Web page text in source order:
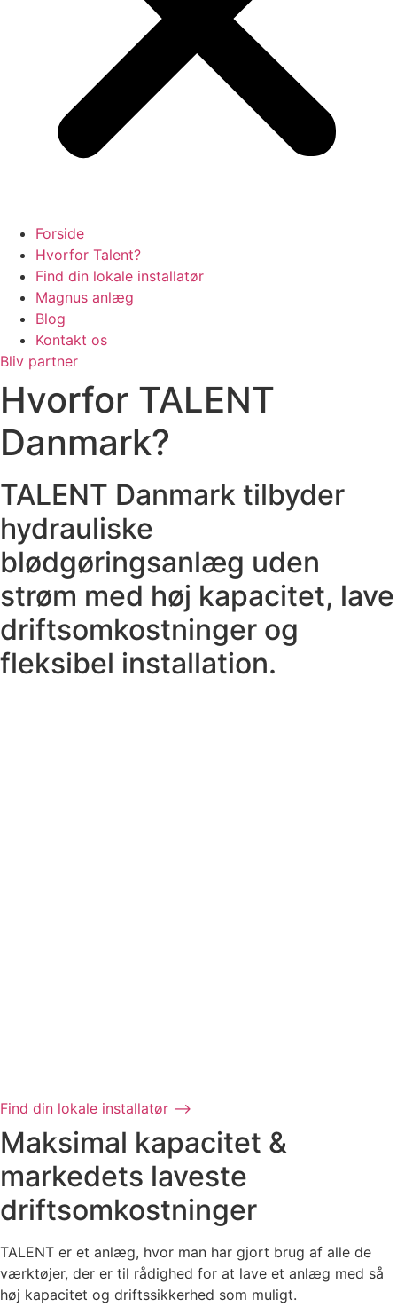
Forside
Hvorfor Talent?
Find din lokale installatør
Magnus anlæg
Blog
Kontakt os
Bliv partner
Hvorfor TALENT
Danmark?
TALENT Danmark tilbyder
hydrauliske
blødgøringsanlæg uden
strøm med høj kapacitet, lave
driftsomkostninger og
fleksibel installation.
Find din lokale installatør ⟶
Maksimal kapacitet &
markedets laveste
driftsomkostninger
TALENT er et anlæg, hvor man har gjort brug af alle de
værktøjer, der er til rådighed for at lave et anlæg med så
høj kapacitet og driftssikkerhed som muligt.